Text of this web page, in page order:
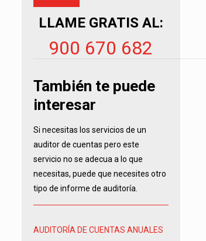
LLAME GRATIS AL:
900 670 682
También te puede
interesar
Si necesitas los servicios de un
auditor de cuentas pero este
servicio no se adecua a lo que
necesitas, puede que necesites otro
tipo de informe de auditoría.
AUDITORÍA DE CUENTAS ANUALES